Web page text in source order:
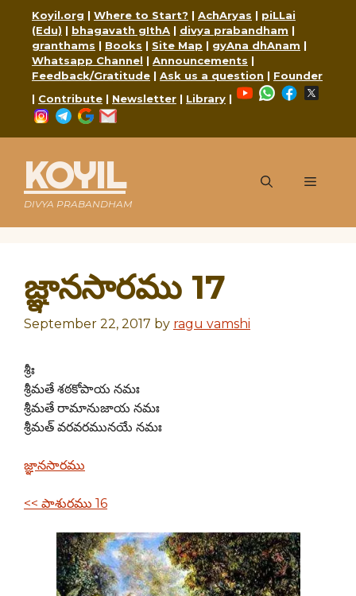
content
Koyil.org | Where to Start? | AchAryas | piLLai
(Edu) | bhagavath gIthA | divya prabandham |
granthams | Books | Site Map | gyAna dhAnam |
Whatsapp Channel | Announcements |
Feedback/Gratitude | Ask us a question | Founder
| Contribute | Newsletter | Library |
YouTubeWhatsApp
Facebook
Instagram
Telegram
Google
KOYIL
DIVYA PRABANDHAM
Menu
జ్ఞానసారము 17
September 22, 2017 by ragu vamshi
శ్రీః
శ్రీమతే శఠకోపాయ నమః
శ్రీమతే రామానుజాయ నమః
శ్రీమత్ వరవరమునయే నమః
జ్ఞానసారము
<< పాశురము 16